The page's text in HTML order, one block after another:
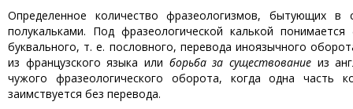
Определенное количество фразеологизмов, бытующих в
полукальками. Под фразеологической калькой
буквального, т. е. пословного, перевода иноязычного
из французского языка или борьба за существованиеиз
чужого фразеологического оборота, когда одна часть
заимствуется без перевода.